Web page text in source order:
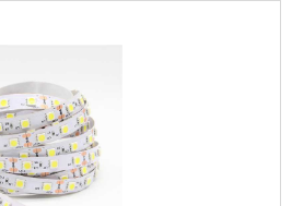
ADICIONAIS SOBRE
características
em conside...